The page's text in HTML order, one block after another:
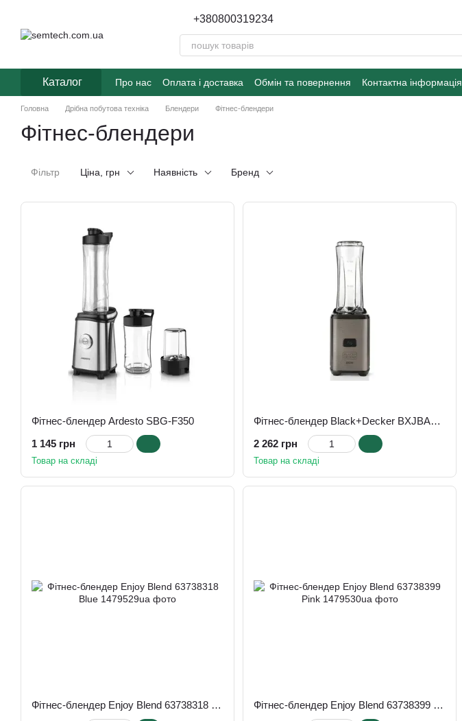
+380800319234
Каталог Про нас Оплата і доставка Обмін та повернення Контактна інформація
Головна Дрібна побутова техніка Блендери Фітнес-блендери
Фітнес-блендери
Фільтр Ціна, грн Наявність Бренд
Фітнес-блендер Ardesto SBG-F350
1 145 грн
Товар на складі
Фітнес-блендер Black+Decker BXJBA350E
2 262 грн
Товар на складі
Фітнес-блендер Enjoy Blend 63738318 Blue
Фітнес-блендер Enjoy Blend 63738399 Pink